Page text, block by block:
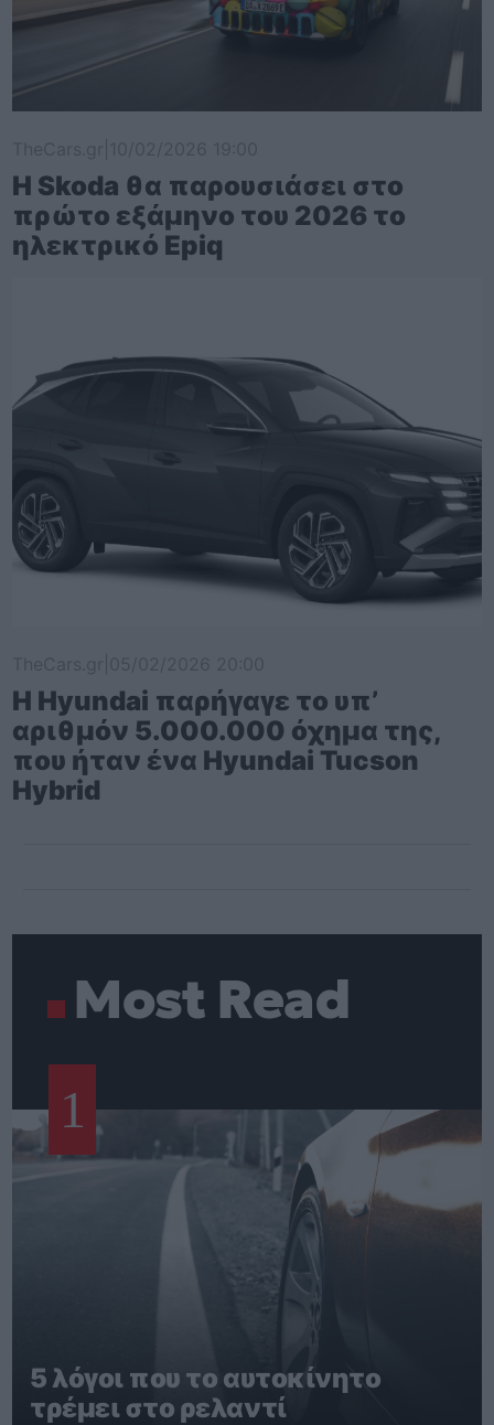
Η Skoda θα παρουσιάσει στο
πρώτο εξάμηνο του 2026 το
ηλεκτρικό Epiq
Η Hyundai παρήγαγε το υπ’
αριθμόν 5.000.000 όχημα της,
που ήταν ένα Hyundai Tucson
Hybrid
Most Read
1
5 λόγοι που το αυτοκίνητο
τρέμει στο ρελαντί